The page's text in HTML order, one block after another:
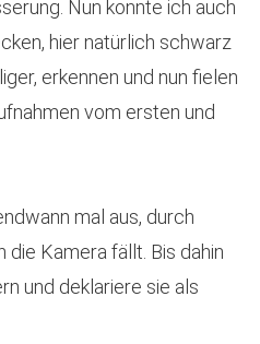
Nun konnte ich auch
hier natürlich schwarz
erkennen und nun fielen
vom ersten und
mal aus, durch
Kamera fällt. Bis dahin
und deklariere sie als